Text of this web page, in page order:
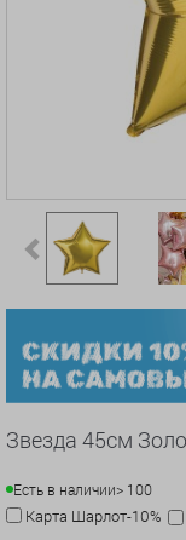
Previous
Звезда 45см
Есть в наличии> 100
Карта Шарлот-10%